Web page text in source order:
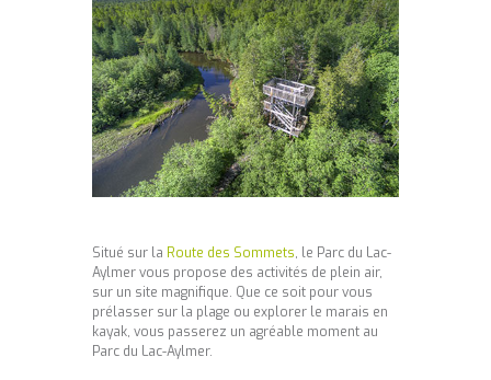
Situé sur la Route des Sommets, le Parc du Lac-
Aylmer vous propose des activités de plein air,
sur un site magnifique. Que ce soit pour vous
prélasser sur la plage ou explorer le marais en
kayak, vous passerez un agréable moment au
Parc du Lac-Aylmer.